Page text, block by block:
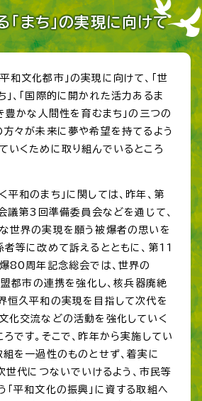
「まち」の実現に向けて
和文化都市」の実現に向けて、「世
、「国際的に開かれた活力あるま
豊かな人間性を育むまち」の三つの
方々が未来に夢や希望を持てるよう
いくために取り組んでいるところ
平和のまち」に関しては、昨年、第
第3回準備委員会などを通じて、
世界の実現を願う被爆者の思いを
者等に改めて訴えるとともに、第11
80周年記念総会では、世界の
都市の連携を強化し、核兵器廃絶
恒久平和の実現を目指して次代を
化交流などの活動を強化していく
です。そこで、昨年から実施してい
を一過性のものとせず、着実に
世代につないでいけるよう、市民等
「平和文化の振興」に資する取組へ